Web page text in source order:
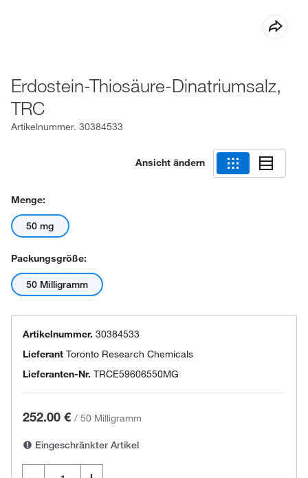
Erdostein-Thiosäure-Dinatriumsalz,
TRC
Artikelnummer. 30384533
Ansicht ändern
Menge:
50 mg
Packungsgröße:
50 Milligramm
Artikelnummer. 30384533
Lieferant Toronto Research Chemicals
Lieferanten-Nr. TRCE59606550MG
252.00 € / 50 Milligramm
Eingeschränkter Artikel